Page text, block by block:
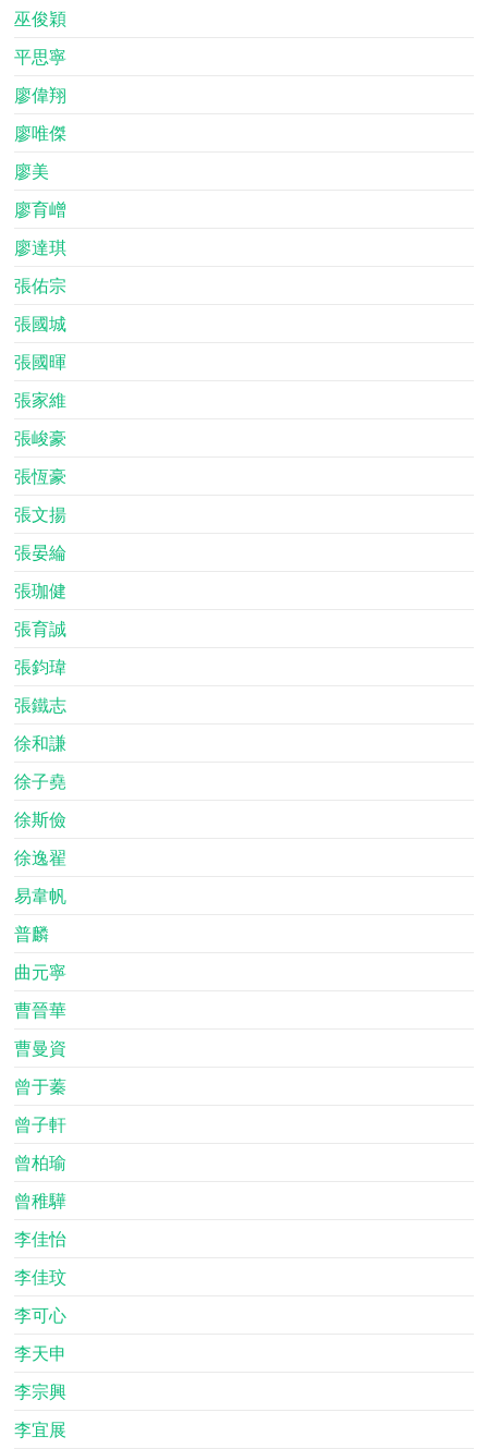
巫俊穎
平思寧
廖偉翔
廖唯傑
廖美
廖育嶒
廖達琪
張佑宗
張國城
張國暉
張家維
張峻豪
張恆豪
張文揚
張晏綸
張珈健
張育誠
張鈞瑋
張鐵志
徐和謙
徐子堯
徐斯儉
徐逸翟
易韋帆
普麟
曲元寧
曹晉華
曹曼資
曾于蓁
曾子軒
曾柏瑜
曾稚驊
李佳怡
李佳玟
李可心
李天申
李宗興
李宜展